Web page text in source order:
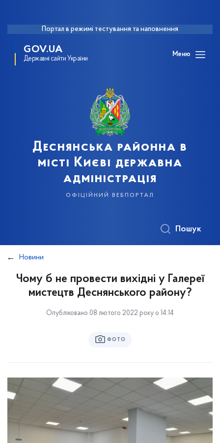
Портал в режимі тестування та наповнення
GOV.UA
Державні сайти України
Меню
Деснянська районна в
місті Києві державна
адміністрація
офіційний вебпортал
Пошук
Новини
Чому б не провести вихідні у Галереї
мистецтв Деснянського району?
Опубліковано 08 лютого 2022 року о 14:14
ФОТО